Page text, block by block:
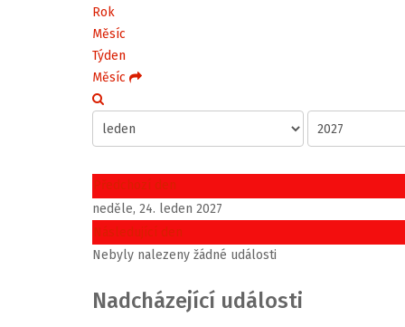
Rok
Měsíc
Týden
Měsíc
Předchozí den
neděle, 24. leden 2027
Následující den
Nebyly nalezeny žádné události
Nadcházející události